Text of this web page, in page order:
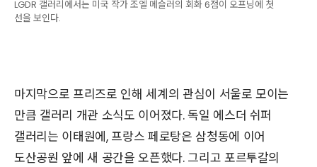
LGDR 갤러리에서는 미국 작가 조엘 메슬러의 회화 6점이 오프닝에 첫
선을 보인다.
마지막으로 프리즈로 인해 세계의 관심이 서울로 모이는
만큼 갤러리 개관 소식도 이어졌다. 독일 에스더 쉬퍼
갤러리는 이태원에, 프랑스 페로탕은 삼청동에 이어
도산공원 앞에 새 공간을 오픈했다. 그리고 포르투갈의